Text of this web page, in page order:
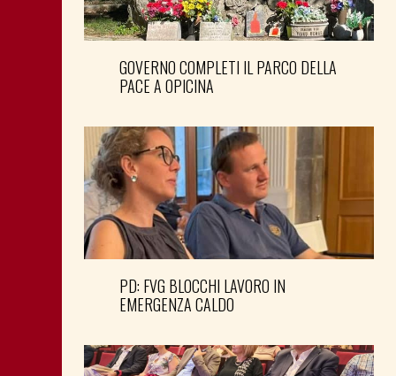
GOVERNO COMPLETI IL PARCO DELLA
PACE A OPICINA
PD: FVG BLOCCHI LAVORO IN
EMERGENZA CALDO